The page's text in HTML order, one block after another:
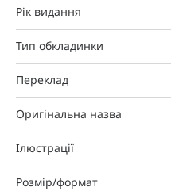
Рік видання
Тип обкладинки
Переклад
Оригінальна назва
Ілюстрації
Розмір/формат